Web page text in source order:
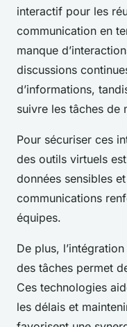
interactif pour les
communication en
manque
discussions
d’informations,
suivre les tâches de
Pour sécuriser ces
des outils virtuels
données sensibles
communications
équipes.
De plus,
des tâches permet
Ces technologies
les délais et